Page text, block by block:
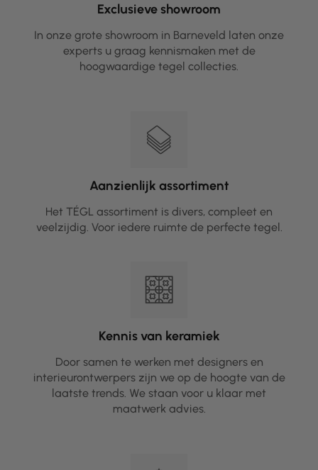
Exclusieve showroom
In onze grote showroom in Barneveld laten onze
experts u graag kennismaken met de
hoogwaardige tegel collecties.
Aanzienlijk assortiment
Het TÉGL assortiment is divers, compleet en
veelzijdig. Voor iedere ruimte de perfecte tegel.
Kennis van keramiek
Door samen te werken met designers en
interieurontwerpers zijn we op de hoogte van de
laatste trends. We staan voor u klaar met
maatwerk advies.